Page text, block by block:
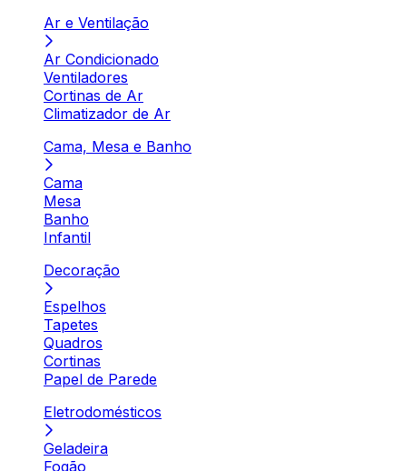
Ar e Ventilação
Ar Condicionado
Ventiladores
Cortinas de Ar
Climatizador de Ar
Cama, Mesa e Banho
Cama
Mesa
Banho
Infantil
Decoração
Espelhos
Tapetes
Quadros
Cortinas
Papel de Parede
Eletrodomésticos
Geladeira
Fogão